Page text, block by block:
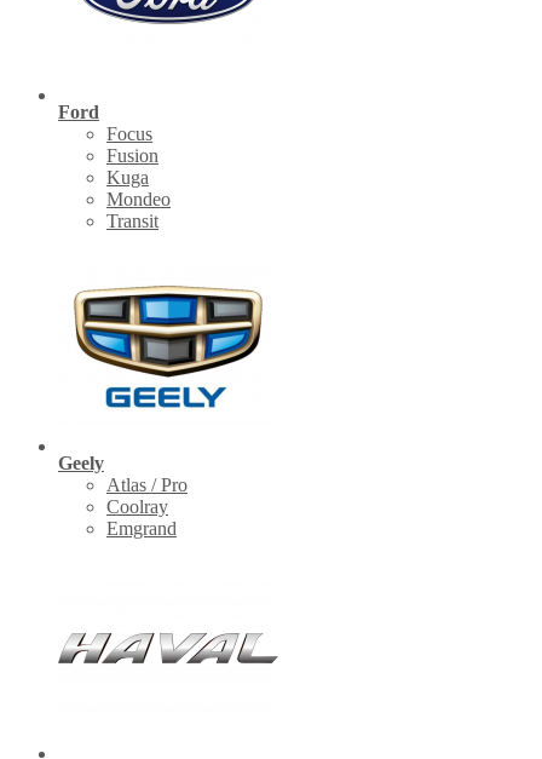
Ford
Focus
Fusion
Kuga
Mondeo
Transit
Geely
Atlas / Pro
Coolray
Emgrand